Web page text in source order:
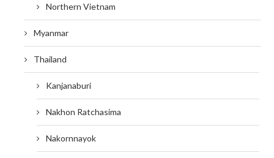
Northern Vietnam
Myanmar
Thailand
Kanjanaburi
Nakhon Ratchasima
Nakornnayok